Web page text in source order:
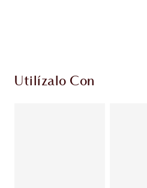
Utilízalo Con